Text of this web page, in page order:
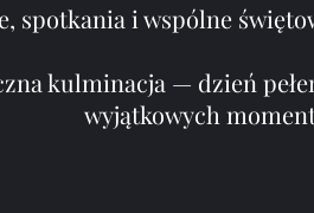
spotkania i wspólne
kulminacja — dzień
wyjątkowych